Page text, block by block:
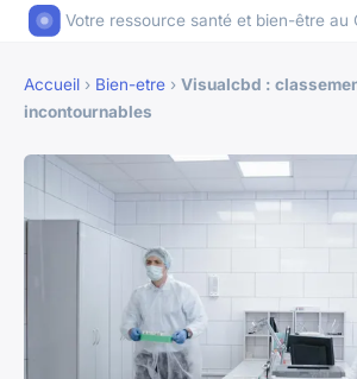
Votre ressource santé et bien-être au
Accueil › Bien-etre › Visualcbd :
incontournables